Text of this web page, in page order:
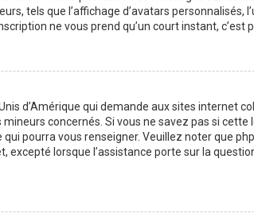
tels que l’affichage d’avatars personnalisés,
ne vous prend qu’un court instant,
d’Amérique qui demande aux sites
concernés. Si vous ne savez pas si
pourra vous renseigner. Veuillez noter que
lorsque l’assistance porte sur la